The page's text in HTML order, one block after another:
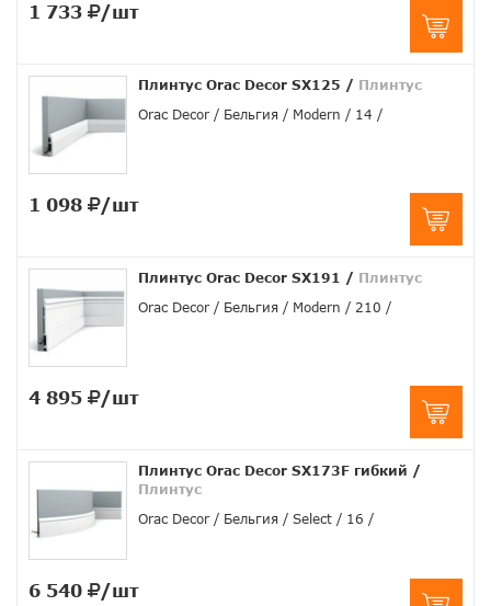
1 733 /шт
Плинтус Orac Decor SX125 / Плинтус
Orac Decor
Бельгия Modern 14
1 098 /шт
Плинтус Orac Decor SX191 / Плинтус
Orac Decor
Бельгия Modern 210
4 895 /шт
Плинтус Orac Decor SX173F гибкий /
Плинтус
Orac Decor
Бельгия Select 16
6 540 /шт